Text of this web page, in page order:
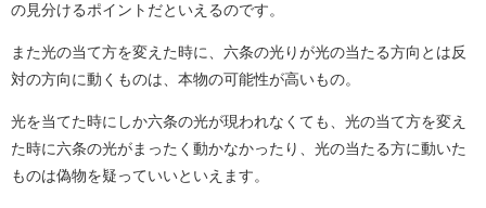
の見分けるポイントだといえるのです。
また光の当て方を変えた時に、六条の光りが光の当たる方向とは反
対の方向に動くものは、本物の可能性が高いもの。
光を当てた時にしか六条の光が現われなくても、光の当て方を変え
た時に六条の光がまったく動かなかったり、光の当たる方に動いた
ものは偽物を疑っていいといえます。